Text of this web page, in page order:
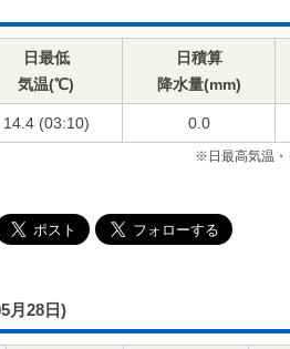
日最低
気温(℃)
日積算
降水量(mm)
14.4 (03:10) 0.0
※日最高気温・
月28日)